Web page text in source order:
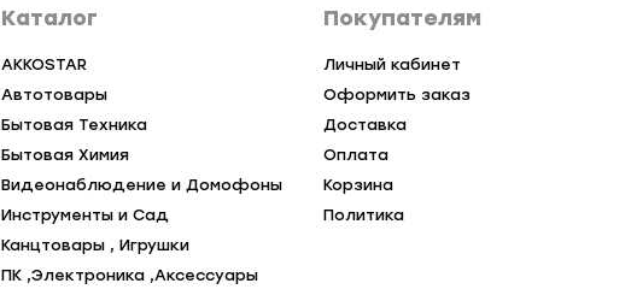
Каталог
AKKOSTAR
Автотовары
Бытовая Техника
Бытовая Химия
Видеонаблюдение и Домофоны
Инструменты и Сад
Канцтовары , Игрушки
ПК ,Электроника ,Аксессуары
Покупателям
Личный кабинет
Оформить заказ
Доставка
Оплата
Корзина
Политика